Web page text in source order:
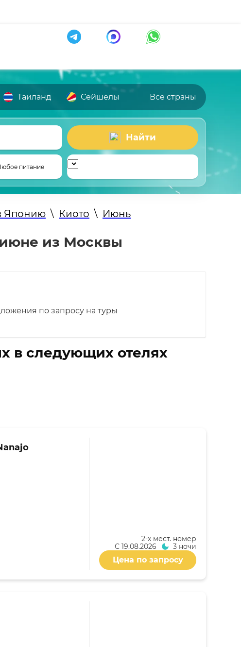
Таиланд Сейшелы Все страны
Найти
питание
Японию \ Киото \ Июнь
из Москвы
по запросу на туры
в следующих отелях
2-x мест. номер
С 19.08.2026 3 ночи
Цена по запросу